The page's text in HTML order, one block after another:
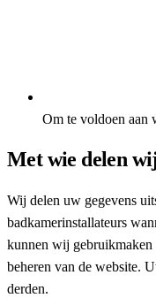
Om te voldoen aan
Met wie delen
Wij delen uw gegevens
badkamerinstallateurs
kunnen wij gebruikmaken
beheren van de website.
derden.